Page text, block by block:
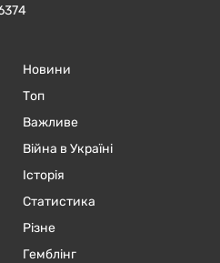
Новини
Топ
Важливе
Війна в Україні
Історія
Статистика
Різне
Гемблінг